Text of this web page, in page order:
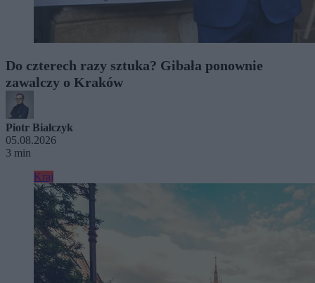
Do czterech razy sztuka? Gibała ponownie
zawalczy o Kraków
Piotr Białczyk
05.08.2026
3 min
Kraj